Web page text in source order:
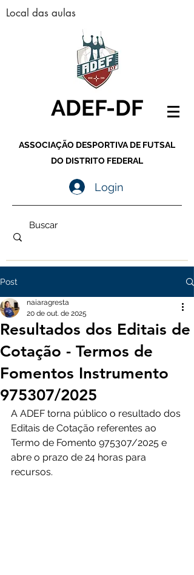
Local das aulas
ADEF-DF
ASSOCIAÇÃO DESPORTIVA DE FUTSAL
DO DISTRITO FEDERAL
Login
Post
Resultados dos Editais de
Cotação - Termos de
Fomentos Instrumento
975307/2025
naiaragresta
20 de out. de 2025
A ADEF torna público o resultado dos
Editais de Cotação referentes ao
Termo de Fomento 975307/2025 e
abre o prazo de 24 horas para
recursos.